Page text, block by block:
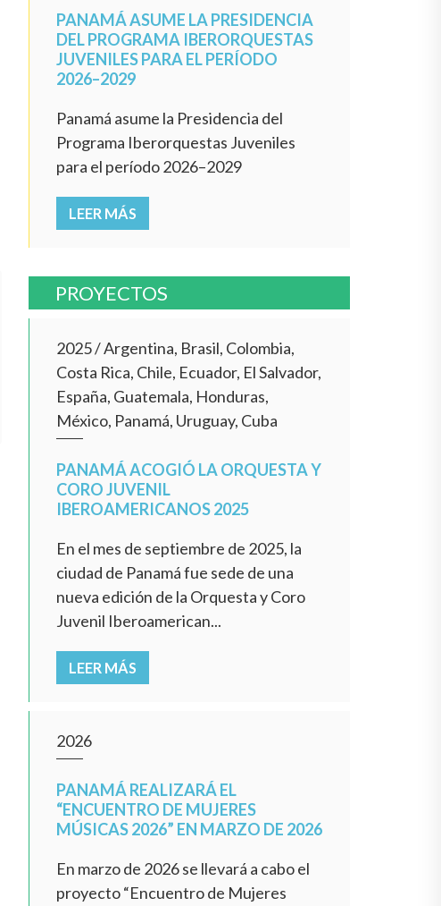
PANAMÁ ASUME LA PRESIDENCIA
DEL PROGRAMA IBERORQUESTAS
JUVENILES PARA EL PERÍODO
2026–2029
Panamá asume la Presidencia del
Programa Iberorquestas Juveniles
para el período 2026–2029
LEER MÁS
PROYECTOS
2025/Argentina, Brasil, Colombia,
Costa Rica, Chile, Ecuador, El Salvador,
España, Guatemala, Honduras,
México, Panamá, Uruguay, Cuba
PANAMÁ ACOGIÓ LA ORQUESTA Y
CORO JUVENIL
IBEROAMERICANOS 2025
En el mes de septiembre de 2025, la
ciudad de Panamá fue sede de una
nueva edición de la Orquesta y Coro
Juvenil Iberoamerican...
LEER MÁS
2026
PANAMÁ REALIZARÁ EL
“ENCUENTRO DE MUJERES
MÚSICAS 2026” EN MARZO DE 2026
En marzo de 2026 se llevará a cabo el
proyecto “Encuentro de Mujeres